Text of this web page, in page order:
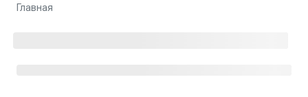
Главная